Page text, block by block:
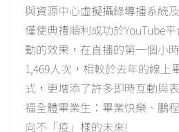
與資源中心虛擬攝錄導播系統
僅使典禮順利成功於YouTube
動的效果，在直播的第一個小
1,469人次，相較於去年的線上
式，更增添了許多即時互動與
福全體畢業生：畢業快樂、鵬程
向不「疫」樣的